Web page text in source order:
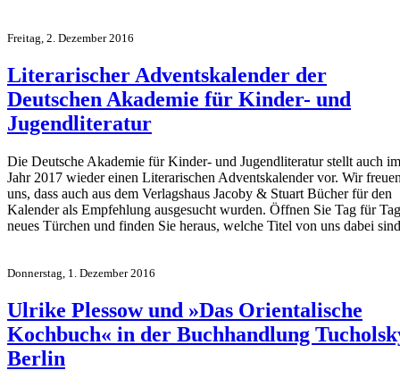
Freitag, 2. Dezember 2016
Literarischer Adventskalender der
Deutschen Akademie für Kinder- und
Jugendliteratur
Die Deutsche Akademie für Kinder- und Jugendliteratur stellt auch im
Jahr 2017 wieder einen Literarischen Adventskalender vor. Wir
uns, dass auch aus dem Verlagshaus Jacoby & Stuart Bücher für den
Kalender als Empfehlung ausgesucht wurden. Öffnen Sie Tag für
neues Türchen und finden Sie heraus, welche Titel von uns dabei
Donnerstag, 1. Dezember 2016
Ulrike Plessow und »Das Orientalische
Kochbuch« in der Buchhandlung
Berlin